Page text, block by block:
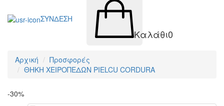
ΣΥΝΔΕΣΗ
Καλάθι0
Αρχική
Προσφορές
ΘΗΚΗ ΧΕΙΡΟΠΕΔΩΝ PIELCU CORDURA
-30%